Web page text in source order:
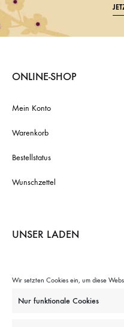
Wir setzten Cookies ein, um diese
Nur funktionale Cookies
ONLINE-SHOP
Mein Konto
Warenkorb
Bestellstatus
Wunschzettel
UNSER LADEN
E-MAIL